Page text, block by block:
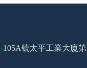
105A號太平工業大廈